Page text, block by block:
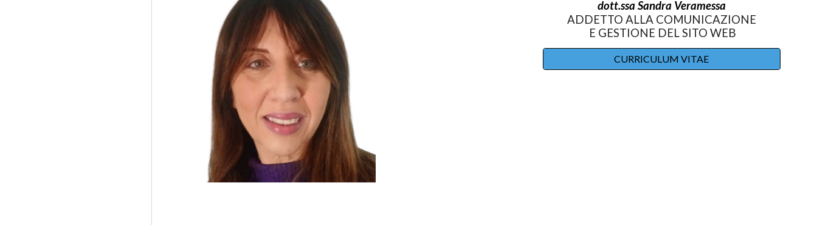
dott.ssa Sandra Veramessa
ADDETTO ALLA COMUNICAZIONE
E GESTIONE DEL SITO WEB
CURRICULUM VITAE